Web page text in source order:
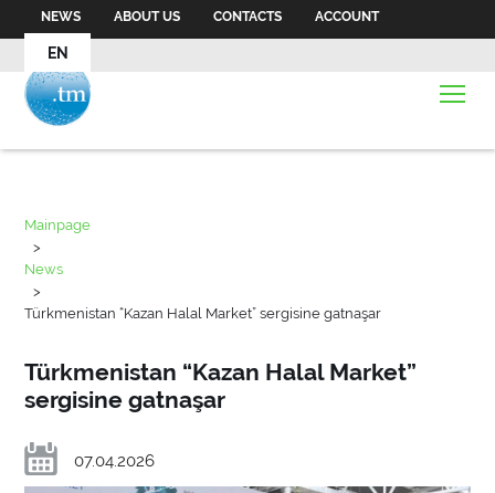
NEWS ABOUT US CONTACTS ACCOUNT
EN
Mainpage
>
News
>
Türkmenistan “Kazan Halal Market” sergisine gatnaşar
Türkmenistan “Kazan Halal Market”
sergisine gatnaşar
07.04.2026